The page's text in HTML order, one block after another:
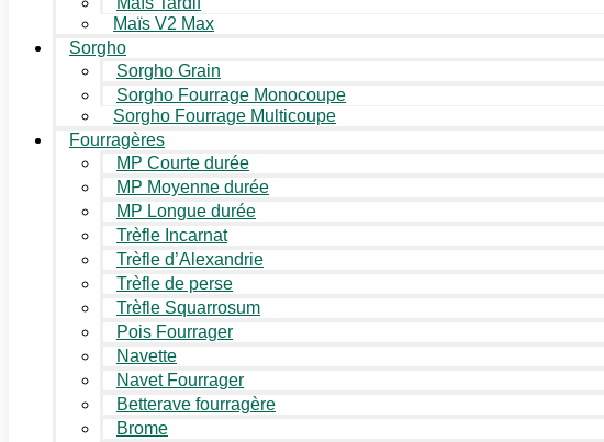
Maïs V2 Max
Sorgho
Sorgho Grain
Sorgho Fourrage Monocoupe
Sorgho Fourrage Multicoupe
Fourragères
MP Courte durée
MP Moyenne durée
MP Longue durée
Trèfle Incarnat
Trèfle d’Alexandrie
Trèfle de perse
Trèfle Squarrosum
Pois Fourrager
Navette
Navet Fourrager
Betterave fourragère
Brome